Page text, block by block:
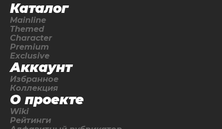
Каталог
Mainline
Themed
Character
Premium
Exclusive
Аккаунт
Избранное
Коллекция
О проекте
Wiki
Рейтинги